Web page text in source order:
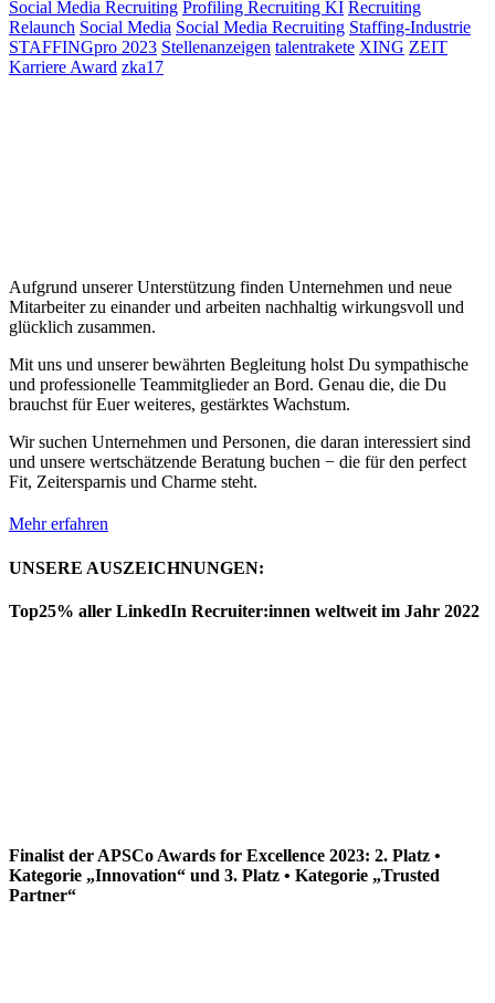
Social Media Recruiting Profiling Recruiting KI Recruiting
Relaunch Social Media Social Media Recruiting Staffing-Industrie
STAFFINGpro 2023 Stellenanzeigen talentrakete XING ZEIT
Karriere Award zka17
Aufgrund unserer Unterstützung finden Unternehmen und neue
Mitarbeiter zu einander und arbeiten nachhaltig wirkungsvoll und
glücklich zusammen.
Mit uns und unserer bewährten Begleitung holst Du sympathische
und professionelle Teammitglieder an Bord. Genau die, die Du
brauchst für Euer weiteres, gestärktes Wachstum.
Wir suchen Unternehmen und Personen, die daran interessiert sind
und unsere wertschätzende Beratung buchen − die für den perfect
Fit, Zeitersparnis und Charme steht.
Mehr erfahren
UNSERE AUSZEICHNUNGEN:
Top25% aller LinkedIn Recruiter:innen weltweit im Jahr 2022
Finalist der APSCo Awards for Excellence 2023: 2. Platz •
Kategorie „Innovation“ und 3. Platz • Kategorie „Trusted
Partner“